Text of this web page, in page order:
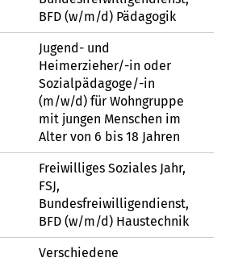
BFD (w/m/d) Pädagogik
Jugend- und
Heimerzieher/-in oder
Sozialpädagoge/-in
(m/w/d) für Wohngruppe
mit jungen Menschen im
Alter von 6 bis 18 Jahren
Freiwilliges Soziales Jahr,
FSJ,
Bundesfreiwilligendienst,
BFD (w/m/d) Haustechnik
Verschiedene